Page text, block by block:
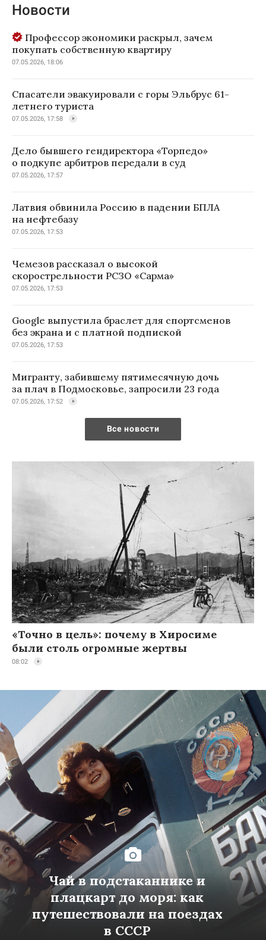
Новости
Профессор экономики раскрыл, зачем
покупать собственную квартиру
07.05.2026, 18:06
Спасатели эвакуировали с горы Эльбрус 61-
летнего туриста
07.05.2026, 17:58
Дело бывшего гендиректора «Торпедо»
о подкупе арбитров передали в суд
07.05.2026, 17:57
Латвия обвинила Россию в падении БПЛА
на нефтебазу
07.05.2026, 17:53
Чемезов рассказал о высокой
скорострельности РСЗО «Сарма»
07.05.2026, 17:53
Google выпустила браслет для спортсменов
без экрана и с платной подпиской
07.05.2026, 17:53
Мигранту, забившему пятимесячную дочь
за плач в Подмосковье, запросили 23 года
07.05.2026, 17:52
Все новости
«Точно в цель»: почему в Хиросиме
были столь огромные жертвы
08:02
Чай в подстаканнике и
плацкарт до моря: как
путешествовали на поездах
в СССР